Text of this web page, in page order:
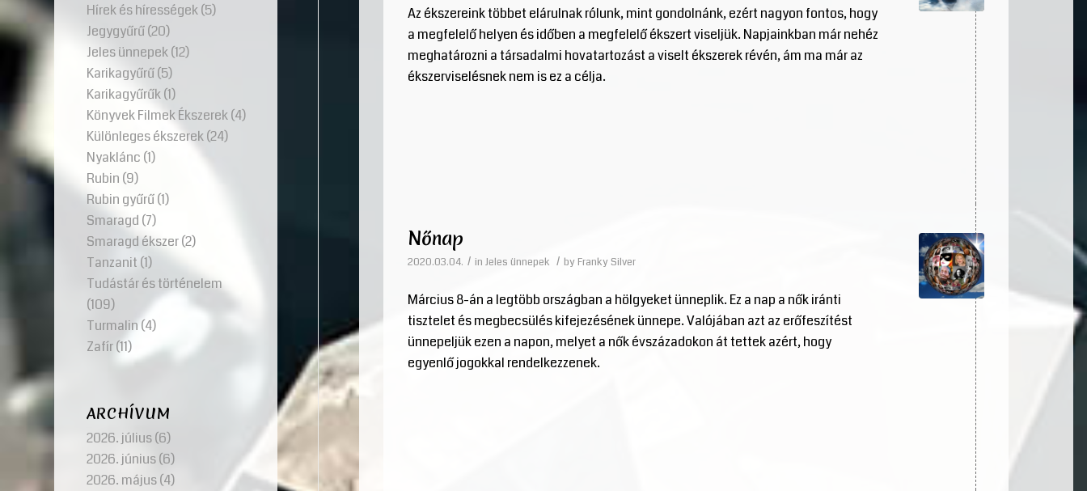
Az ékszereink többet elárulnak rólunk, mint gondolnánk, ezért nagyon fontos, hogy
a megfelelő helyen és időben a megfelelő ékszert viseljük. Napjainkban már nehéz
meghatározni a társadalmi hovatartozást a viselt ékszerek révén, ám ma már az
ékszerviselésnek nem is ez a célja.
Nőnap
2020.03.04. / in Jeles ünnepek / by Franky Silver
Március 8-án a legtöbb országban a hölgyeket ünneplik. Ez a nap a nők iránti
tisztelet és megbecsülés kifejezésének ünnepe. Valójában azt az erőfeszítést
ünnepeljük ezen a napon, melyet a nők évszázadokon át tettek azért, hogy
egyenlő jogokkal rendelkezzenek.
Hírek és hírességek(5)
Jegygyűrű(20)
Jeles ünnepek(12)
Karikagyűrű(5)
Karikagyűrűk(1)
Könyvek Filmek Ékszerek(4)
Különleges ékszerek(24)
Nyaklánc (1)
Rubin (9)
Rubin gyűrű(1)
Smaragd (7)
Smaragd ékszer(2)
Tanzanit (1)
Tudástár és történelem
(109)
Turmalin (4)
Zafír(11)
ARCHÍVUM
2026. július(6)
2026. június(6)
2026. május(4)